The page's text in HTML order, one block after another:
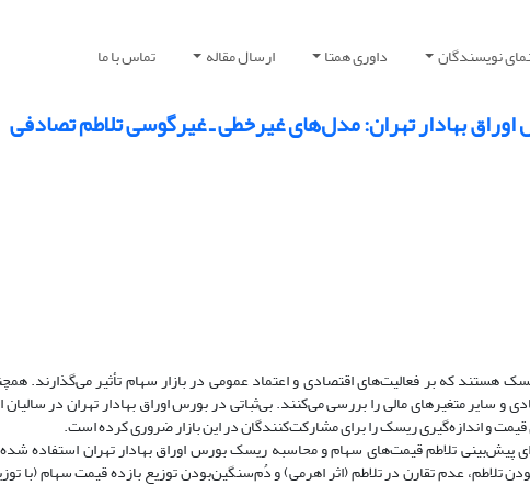
نویسندگان داوری همتا ارسال مقاله تماس با ما
بهادار تهران: مدل‌های غیرخطی ـ غیرگوسی تلاطم تصادفی
هستند که بر فعالیت‌های اقتصادی و اعتماد عمومی در بازار سهام تأثیر می‌گذارند.
و سایر متغیرهای مالی را بررسی می‌کنند. بی‌ثباتی در بورس اوراق بهادار تهران در سالیان
و اندازه‌گیری ریسک را برای مشارکت‌کنندگان در این بازار ضروری کرده است.
تلاطم قیمت‌های سهام‌ و محاسبه ریسک بورس اوراق بهادار تهران استفاده